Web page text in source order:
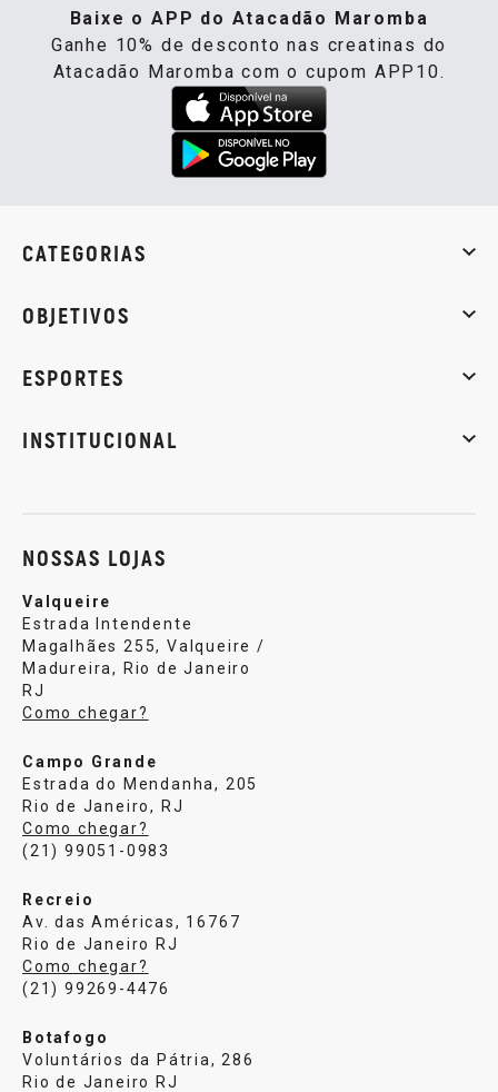
Baixe o APP do Atacadão Maromba
Ganhe 10% de desconto nas creatinas do
Atacadão Maromba com o cupom APP10.
CATEGORIAS
OBJETIVOS
ESPORTES
INSTITUCIONAL
NOSSAS LOJAS
Valqueire
Estrada Intendente
Magalhães 255, Valqueire /
Madureira, Rio de Janeiro
RJ
Como chegar?
Campo Grande
Estrada do Mendanha, 205
Rio de Janeiro, RJ
Como chegar?
(21) 99051-0983
Recreio
Av. das Américas, 16767
Rio de Janeiro RJ
Como chegar?
(21) 99269-4476
Botafogo
Voluntários da Pátria, 286
Rio de Janeiro RJ